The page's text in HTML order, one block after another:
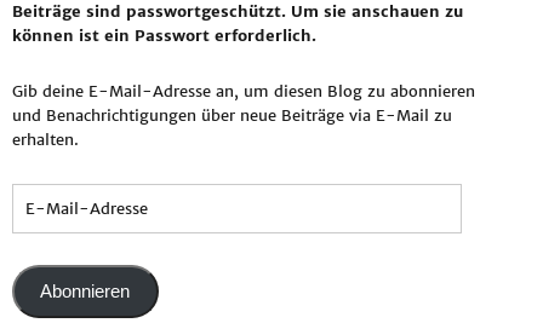
Beiträge sind passwortgeschützt. Um sie anschauen zu
können ist ein Passwort erforderlich.
Gib deine E-Mail-Adresse an, um diesen Blog zu abonnieren
und Benachrichtigungen über neue Beiträge via E-Mail zu
erhalten.
Abonnieren